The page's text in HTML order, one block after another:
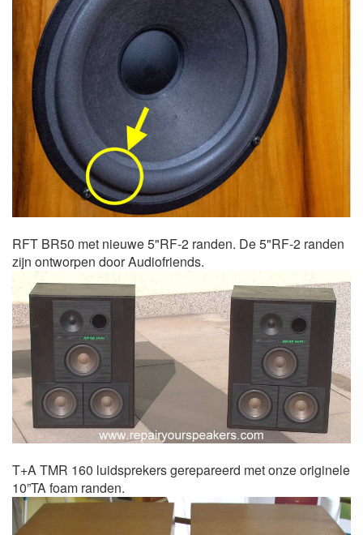
RFT BR50 met nieuwe 5"RF-2 randen. De 5"RF-2 randen
zijn ontworpen door Audiofriends.
T+A TMR 160 luidsprekers gerepareerd met onze originele
10”TA foam randen.